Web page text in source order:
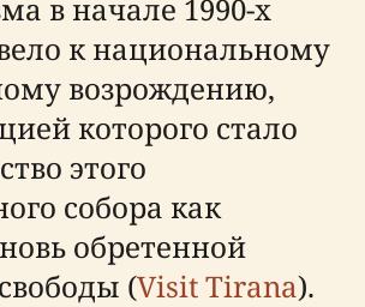
в начале 1990-х
к национальному
возрождению,
которого стало
этого
собора как
обретенной
(Visit Tirana).